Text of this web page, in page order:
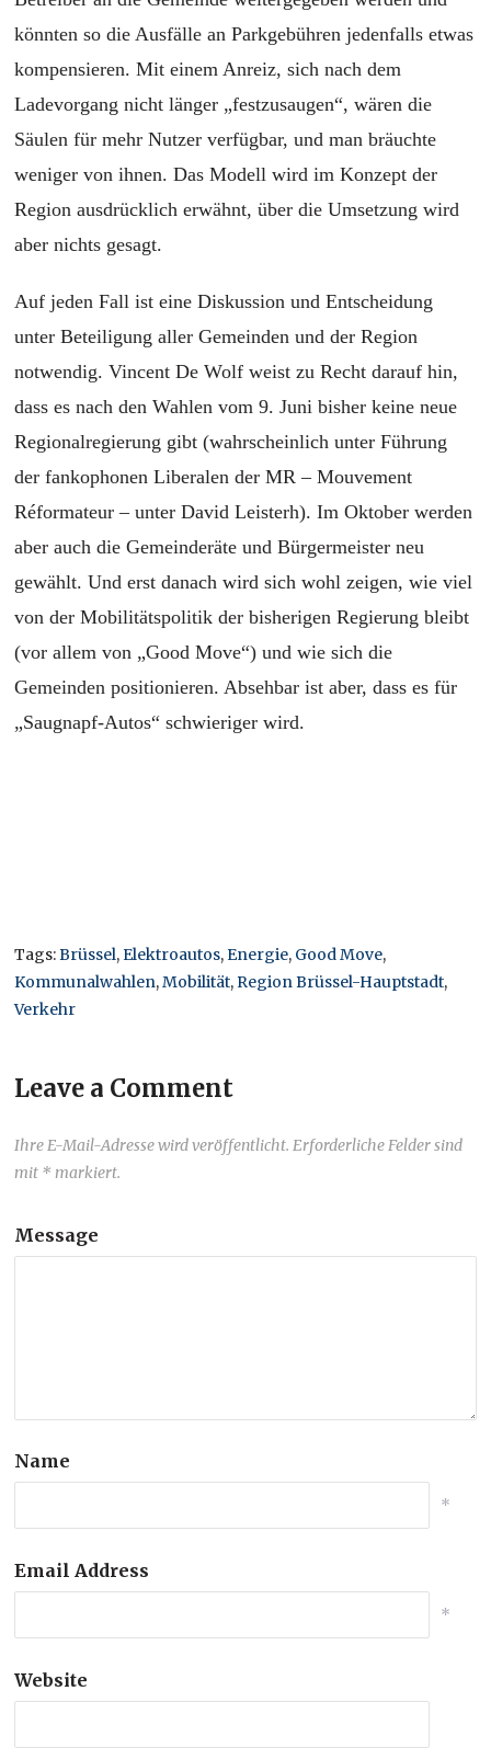
könnten so die Ausfälle an Parkgebühren jedenfalls etwas
kompensieren. Mit einem Anreiz, sich nach dem
Ladevorgang nicht länger „festzusaugen“, wären die
Säulen für mehr Nutzer verfügbar, und man bräuchte
weniger von ihnen. Das Modell wird im Konzept der
Region ausdrücklich erwähnt, über die Umsetzung wird
aber nichts gesagt.
Auf jeden Fall ist eine Diskussion und Entscheidung
unter Beteiligung aller Gemeinden und der Region
notwendig. Vincent De Wolf weist zu Recht darauf hin,
dass es nach den Wahlen vom 9. Juni bisher keine neue
Regionalregierung gibt (wahrscheinlich unter Führung
der fankophonen Liberalen der MR – Mouvement
Réformateur – unter David Leisterh). Im Oktober werden
aber auch die Gemeinderäte und Bürgermeister neu
gewählt. Und erst danach wird sich wohl zeigen, wie viel
von der Mobilitätspolitik der bisherigen Regierung bleibt
(vor allem von „Good Move“) und wie sich die
Gemeinden positionieren. Absehbar ist aber, dass es für
„Saugnapf-Autos“ schwieriger wird.
Tags:Brüssel,Elektroautos,Energie, Good Move,
Kommunalwahlen,Mobilität,Region Brüssel-Hauptstadt,
Verkehr
Leave a Comment
Ihre E-Mail-Adresse wird veröffentlicht. Erforderliche Felder sind
mit * markiert.
Message
Name
*
Email Address
*
Website